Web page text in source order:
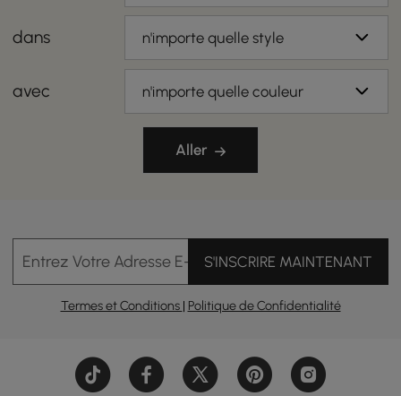
dans n'importe quelle style
avec n'importe quelle couleur
Aller
Entrez Votre Adresse E-mailS'INSCRIRE MAINTENANT
Termes et Conditions | Politique de Confidentialité